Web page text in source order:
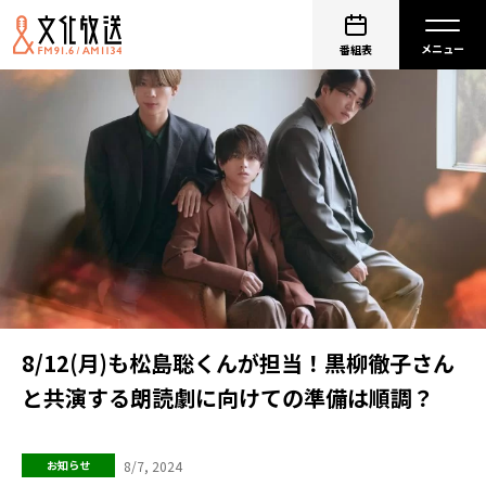
番組表
8/12(月)も松島聡くんが担当！黒柳徹子さん
と共演する朗読劇に向けての準備は順調？
お知らせ 8/7, 2024